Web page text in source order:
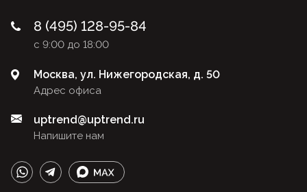
8 (495) 128-95-84
с 9:00 до 18:00
Адрес офиса
Москва, ул. Нижегородская, д. 50
Напишите нам
uptrend@uptrend.ru